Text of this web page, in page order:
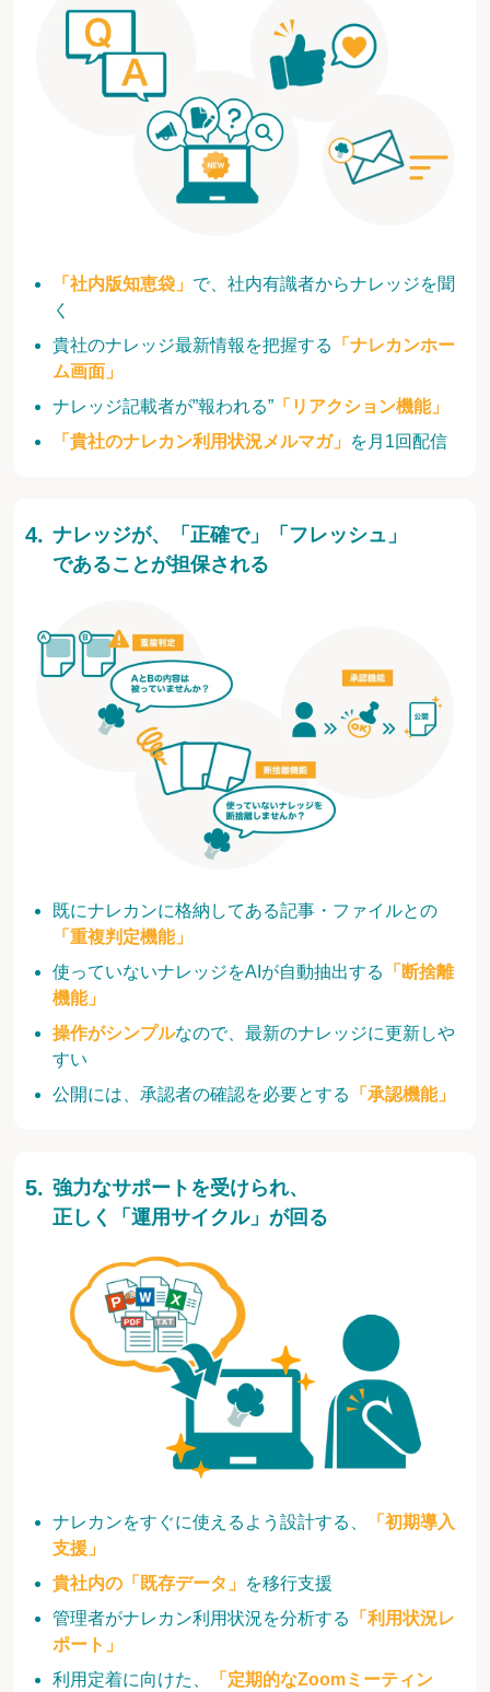
「社内版知恵袋」 で、社内有識者からナレッジを聞
く
貴社のナレッジ最新情報を把握する
「ナレカンホー
ム画面」
ナレッジ記載者が”報われる” 「リアクション機能」
「貴社のナレカン利用状況メルマガ」 を月1回配信
既にナレカンに格納してある記事・ファイルとの
「重複判定機能」
使っていないナレッジをAIが自動抽出する
「断捨離
機能」
操作がシンプルなので、最新のナレッジに更新しや
すい
公開には、承認者の確認を必要とする
「承認機能」
ナレッジが、「正確で」「フレッシュ」
であることが担保される
ナレカンをすぐに使えるよう設計する、
「初期導入
支援」
貴社内の「既存データ」 を移行支援
管理者がナレカン利用状況を分析する
「利用状況レ
ポート」
利用定着に向けた、
「定期的なZoomミーティン
強力なサポートを受けられ、
正しく「運用サイクル」が回る